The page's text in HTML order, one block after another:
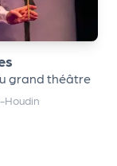
grand théâtre
Houdin